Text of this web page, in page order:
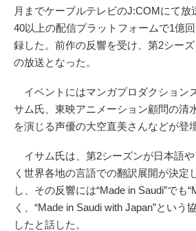
月までケーブルテレビのJ:COMにて放
40以上の配信プラットフォームで1億
録した。前作の反響を受け、第2シー
の放送となった。
イベントにはマンガプロダクション
サム氏、東映アニメーション顧問の清
を演じる声優の大空直美さんなどが登
イサム氏は、第2シーズンが日本語
く世界各地の言語での翻訳展開が決定
し、その反響には“Made in Saudi”でも
く、“Made in Saudi with Japan”という
したと話した。